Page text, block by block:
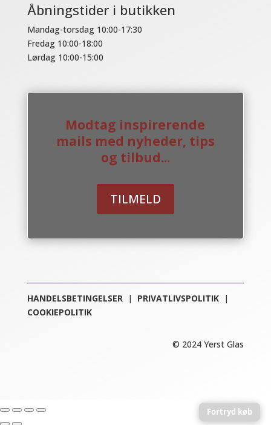
Åbningstider i butikken
Mandag-torsdag 10:00-17:30
Fredag 10:00-18:00
Lørdag 10:00-15:00
Modtag inspirerende
mails med nyheder, tips
og tilbud...
TILMELD
HANDELSBETINGELSER| PRIVATLIVSPOLITIK|
COOKIEPOLITIK
© 2024 Yerst Glas
Fortryd køb